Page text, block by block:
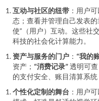
互动与社区的纽带 ：用户
态；查看并管理自己发表
使”（用户）互动。这些社
科技的社会化计算能力。
资产与服务的门户 ： “我的
资产； “消费记录”透明可查
的支付安全、账目清算系
个性化定制的舞台 ：用户